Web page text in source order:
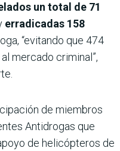
un total de 71
erradicadas 158
“evitando que 474
mercado criminal”,
de miembros
Antidrogas que
de helicópteros de